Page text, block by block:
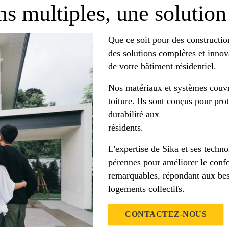
multiples, une
Que ce soit pour des
des solutions complètes et
de votre bâtiment résidentiel.
Nos matériaux et systèmes
toiture. Ils sont conçus pour
durabilité aux
résidents.
L'expertise de Sika et ses
pérennes pour améliorer le
remarquables, répondant aux
logements collectifs.
CONTACTEZ-NOUS